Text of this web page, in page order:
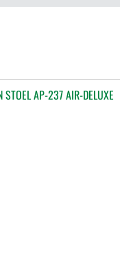
STOEL AP-237 AIR-DELUXE